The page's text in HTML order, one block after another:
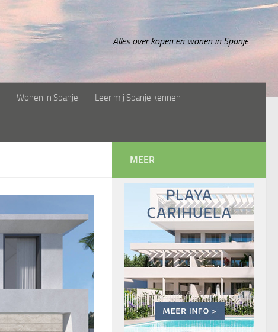
Alles over kopen en wonen in Spanje
Wonen in Spanje Leer mij Spanje kennen
MEER